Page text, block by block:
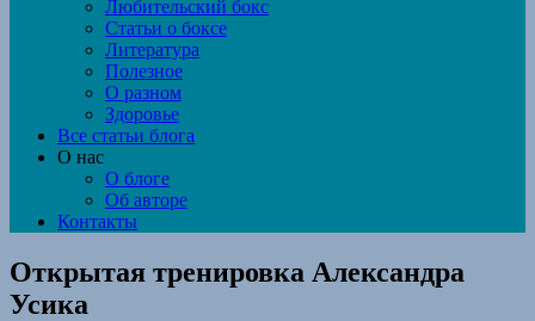
Любительский бокс
Статьи о боксе
Литература
Полезное
О разном
Здоровье
Все статьи блога
О нас
О блоге
Об авторе
Контакты
Открытая тренировка Александра
Усика